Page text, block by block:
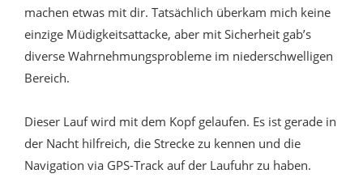
machen etwas mit dir. Tatsächlich überkam mich keine
einzige Müdigkeitsattacke, aber mit Sicherheit gab’s
diverse Wahrnehmungsprobleme im niederschwelligen
Bereich.
Dieser Lauf wird mit dem Kopf gelaufen. Es ist gerade in
der Nacht hilfreich, die Strecke zu kennen und die
Navigation via GPS-Track auf der Laufuhr zu haben.